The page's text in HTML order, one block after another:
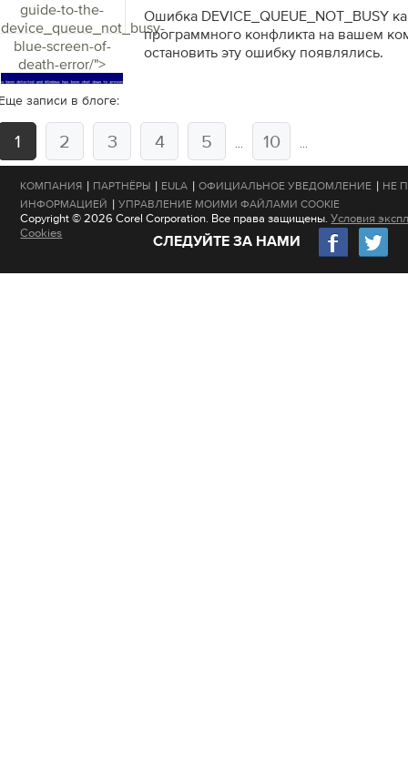
guide-to-the-
device_queue_not_busy-
blue-screen-of-
death-error/">
Ошибка DEVICE_QUEUE_NOT_BUSY
программного конфликта на вашем
остановить эту ошибку появлялись.
записи в блоге:
1 2 3 4 5 ... 10 ...
КОМПАНИЯ | ПАРТНЁРЫ | EULA | ОФИЦИАЛЬНОЕ УВЕДОМЛЕНИЕ | НЕ
ИНФОРМАЦИЕЙ | УПРАВЛЕНИЕ МОИМИ ФАЙЛАМИ COOKIE
Copyright © 2026 Corel Corporation. Все права защищены.Условия
Cookies
СЛЕДУЙТЕ ЗА НАМИ